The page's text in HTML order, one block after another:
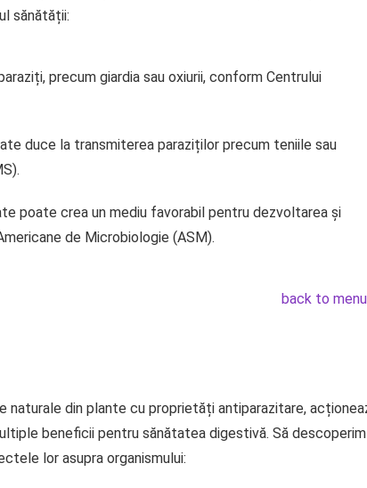
sănătății:
precum giardia sau oxiurii, conform Centrului
duce la transmiterea paraziților precum teniile sau
poate crea un mediu favorabil pentru dezvoltarea și
de Microbiologie (ASM).
back to
din plante cu proprietăți antiparazitare,
beneficii pentru sănătatea digestivă. Să descoperim
lor asupra organismului: